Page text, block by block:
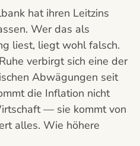
hat ihren Leitzins
Wer das als
liest, liegt wohl falsch.
verbirgt sich eine der
Abwägungen seit
die Inflation nicht
— sie kommt von
alles. Wie höhere